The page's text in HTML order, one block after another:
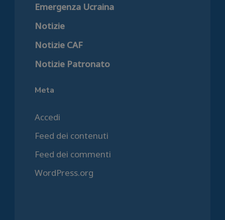
Emergenza Ucraina
Notizie
Notizie CAF
Notizie Patronato
Meta
Accedi
Feed dei contenuti
Feed dei commenti
WordPress.org